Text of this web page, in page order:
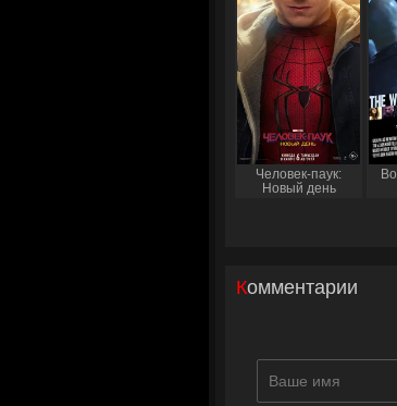
Человек-паук:
Новый день
Комментарии